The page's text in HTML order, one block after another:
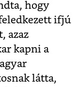
hogy
ifjú
azaz
kapni a
látta,